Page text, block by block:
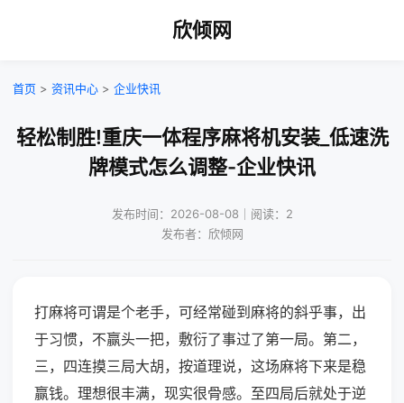
欣倾网
首页 > 资讯中心 > 企业快讯
轻松制胜!重庆一体程序麻将机安装_低速洗
牌模式怎么调整-企业快讯
发布时间：2026-08-08｜阅读：2
发布者：欣倾网
打麻将可谓是个老手，可经常碰到麻将的斜乎事，出
于习惯，不赢头一把，敷衍了事过了第一局。第二，
三，四连摸三局大胡，按道理说，这场麻将下来是稳
赢钱。理想很丰满，现实很骨感。至四局后就处于逆